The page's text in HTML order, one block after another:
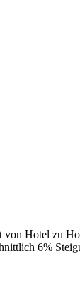
Hotel zu
6%